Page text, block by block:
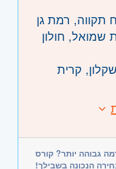
רמת גן
שמואל, חולון
קרית
גבוהה יותר? קורס
הנכונה בשבילך!